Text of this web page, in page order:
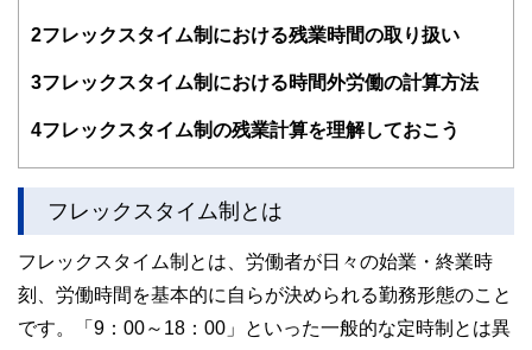
2フレックスタイム制における残業時間の取り扱い
3フレックスタイム制における時間外労働の計算方法
4フレックスタイム制の残業計算を理解しておこう
フレックスタイム制とは
フレックスタイム制とは、労働者が日々の始業・終業時
刻、労働時間を基本的に自らが決められる勤務形態のこと
です。「9：00～18：00」といった一般的な定時制とは異